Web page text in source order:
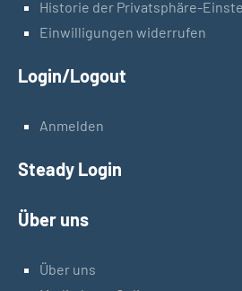
Historie der Privatsphäre-
Einwilligungen widerrufen
Login/Logout
Anmelden
Steady Login
Über uns
Über uns